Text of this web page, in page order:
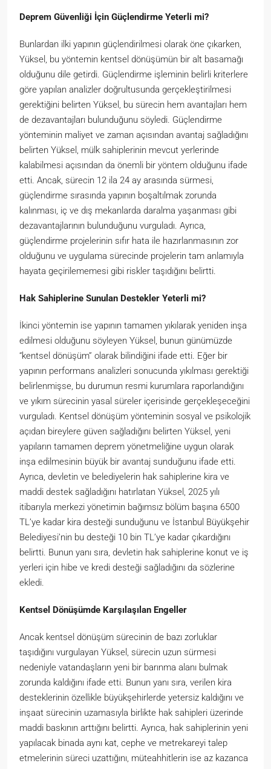
Deprem Güvenliği İçin Güçlendirme Yeterli mi?
Bunlardan ilki yapının güçlendirilmesi olarak öne çıkarken,
Yüksel, bu yöntemin kentsel dönüşümün bir alt basamağı
olduğunu dile getirdi. Güçlendirme işleminin belirli kriterlere
göre yapılan analizler doğrultusunda gerçekleştirilmesi
gerektiğini belirten Yüksel, bu sürecin hem avantajları hem
de dezavantajları bulunduğunu söyledi. Güçlendirme
yönteminin maliyet ve zaman açısından avantaj sağladığını
belirten Yüksel, mülk sahiplerinin mevcut yerlerinde
kalabilmesi açısından da önemli bir yöntem olduğunu ifade
etti. Ancak, sürecin 12 ila 24 ay arasında sürmesi,
güçlendirme sırasında yapının boşaltılmak zorunda
kalınması, iç ve dış mekanlarda daralma yaşanması gibi
dezavantajlarının bulunduğunu vurguladı. Ayrıca,
güçlendirme projelerinin sıfır hata ile hazırlanmasının zor
olduğunu ve uygulama sürecinde projelerin tam anlamıyla
hayata geçirilememesi gibi riskler taşıdığını belirtti.
Hak Sahiplerine Sunulan Destekler Yeterli mi?
İkinci yöntemin ise yapının tamamen yıkılarak yeniden inşa
edilmesi olduğunu söyleyen Yüksel, bunun günümüzde
“kentsel dönüşüm” olarak bilindiğini ifade etti. Eğer bir
yapının performans analizleri sonucunda yıkılması gerektiği
belirlenmişse, bu durumun resmi kurumlara raporlandığını
ve yıkım sürecinin yasal süreler içerisinde gerçekleşeceğini
vurguladı. Kentsel dönüşüm yönteminin sosyal ve psikolojik
açıdan bireylere güven sağladığını belirten Yüksel, yeni
yapıların tamamen deprem yönetmeliğine uygun olarak
inşa edilmesinin büyük bir avantaj sunduğunu ifade etti.
Ayrıca, devletin ve belediyelerin hak sahiplerine kira ve
maddi destek sağladığını hatırlatan Yüksel, 2025 yılı
itibarıyla merkezi yönetimin bağımsız bölüm başına 6500
TL’ye kadar kira desteği sunduğunu ve İstanbul Büyükşehir
Belediyesi’nin bu desteği 10 bin TL’ye kadar çıkardığını
belirtti. Bunun yanı sıra, devletin hak sahiplerine konut ve iş
yerleri için hibe ve kredi desteği sağladığını da sözlerine
ekledi.
Kentsel Dönüşümde Karşılaşılan Engeller
Ancak kentsel dönüşüm sürecinin de bazı zorluklar
taşıdığını vurgulayan Yüksel, sürecin uzun sürmesi
nedeniyle vatandaşların yeni bir barınma alanı bulmak
zorunda kaldığını ifade etti. Bunun yanı sıra, verilen kira
desteklerinin özellikle büyükşehirlerde yetersiz kaldığını ve
inşaat sürecinin uzamasıyla birlikte hak sahipleri üzerinde
maddi baskının arttığını belirtti. Ayrıca, hak sahiplerinin yeni
yapılacak binada aynı kat, cephe ve metrekareyi talep
etmelerinin süreci uzattığını, müteahhitlerin ise az kazanca